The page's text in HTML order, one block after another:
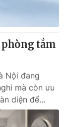
tắm
Nội đang
mà còn ưu
diện để...